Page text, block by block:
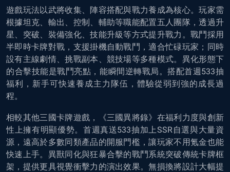
遊戲玩法以武將收集、陣容搭配與戰力養成為核心。玩家需
根據坦克、輸出、控制、輔助等職能配置五人團隊，透過升
星、突破、裝備強化、技能升級等方式提升戰力。戰鬥採用
半即時卡牌對戰，支援掛機自動戰鬥，適合忙碌玩家；同時
設有主線劇情、挑戰副本、競技場等多種模式。異化形態下
的合擊技能是戰鬥亮點，能瞬間逆轉戰局。搭配首週533抽
福利，新手可快速養成主力隊伍，體驗從弱到強的成長過
程。
相較其他三國卡牌遊戲，《三國異將錄》在福利力度與創新
性上擁有明顯優勢。首週真送533抽加上SSR自選與大量資
源，遠高於多數同類產品的開服門檻，讓玩家不用氪金也能
快速上手。異獸同化與狂暴合擊的戰鬥系統突破傳統卡牌框
架，提供更具視覺衝擊力的演出效果。無損換將設計大幅提